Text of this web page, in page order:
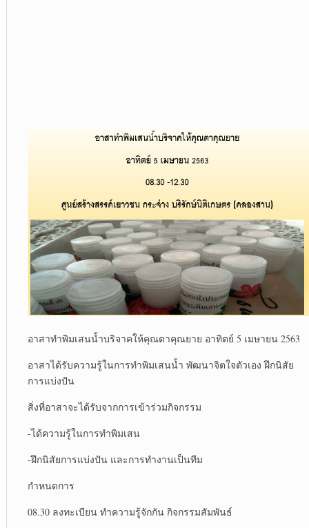
อาสาทำพิมเสนน้ำบริจาคให้คุณตาคุณยาย อาทิตย์ 5 เมษายน 2563
อาสาได้รับความรู้ในการทำพิมเสนน้ำ พัฒนาจิตใจตัวเอง ฝึกนิสัย
การแบ่งปัน
สิ่งที่อาสาจะได้รับจากการเข้าร่วมกิจกรรม
-ได้ความรู้ในการทำพิมเสน
-ฝึกนิสัยการแบ่งปัน และการทำงานเป็นทีม
กำหนดการ
08.30 ลงทะเบียน ทำความรู้จักกัน กิจกรรมสัมพันธ์